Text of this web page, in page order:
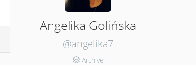
Angelika Golińska
@angelika7
Archive